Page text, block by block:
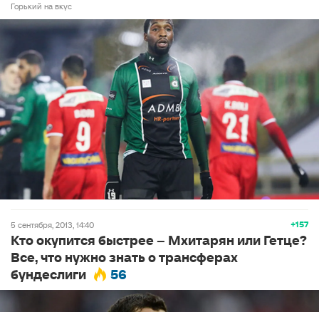
Горький на вкус
+157
5 сентября, 2013, 14:40
Кто окупится быстрее – Мхитарян или Гетце?
Все, что нужно знать о трансферах
бундеслиги
56